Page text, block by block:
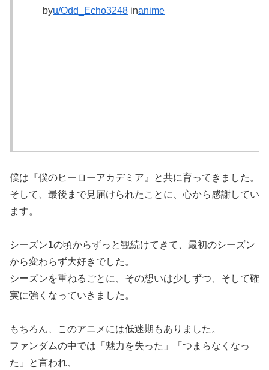
「最高のリーグだが、最も有害」イングランド2部が
逆方向に・・・2戦連発の26号ソロホームラン」
→「羨ましすぎる 韓国はこんな打者がいなのか」
「アジア打者GOAT」【MLB】
韓国人「開票終了まで気が気じゃない…平沢乙は3つ
巴の激戦、釜山北区甲ではハ・ジョンウとハン・ド
ンフンが互角」
【ディナーの途中で謎の一杯】海外「これ絶対ただ
酔わせてるだけ」→タイタニック最後の晩餐にも
byu/Odd_Echo3248 inanime
僕は『僕のヒーローアカデミア』と共に育ってきました。
そして、最後まで見届けられたことに、心から感謝してい
ます。
シーズン1の頃からずっと観続けてきて、最初のシーズン
から変わらず大好きでした。
シーズンを重ねるごとに、その想いは少しずつ、そして確
実に強くなっていきました。
もちろん、このアニメには低迷期もありました。
ファンダムの中では「魅力を失った」「つまらなくなっ
た」と言われ、